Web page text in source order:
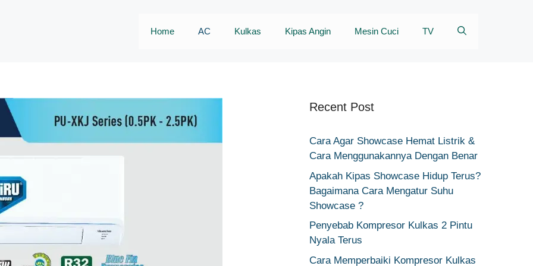
Home AC Kulkas Kipas Angin Mesin Cuci TV
Recent Post
Cara Agar Showcase Hemat Listrik &
Cara Menggunakannya Dengan Benar
Apakah Kipas Showcase Hidup Terus?
Bagaimana Cara Mengatur Suhu
Showcase ?
Penyebab Kompresor Kulkas 2 Pintu
Nyala Terus
Cara Memperbaiki Kompresor Kulkas